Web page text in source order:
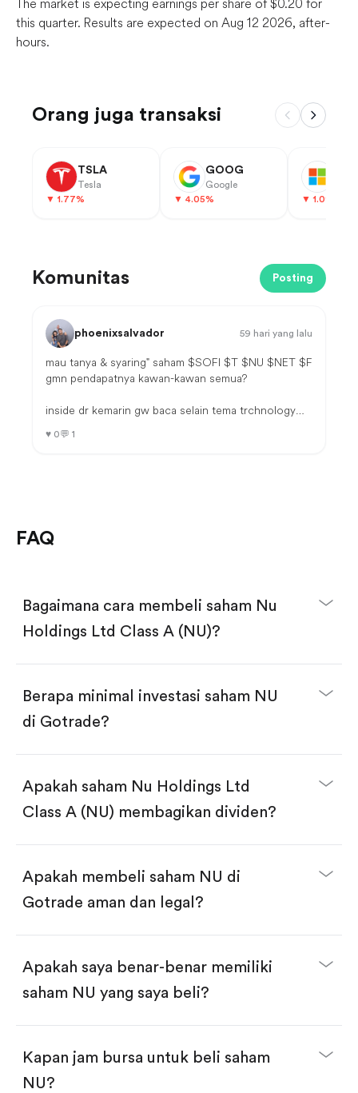
The market is expecting earnings per share of $0.20 for
this quarter. Results are expected on Aug 12 2026, after-
hours.
Orang juga transaksi
TSLA
Tesla
▼ 1.77%
GOOG
Google
▼ 4.05%
▼ 1.09
Komunitas Posting
phoenixsalvador 59 hari yang lalu
mau tanya & syaring" saham $SOFI $T $NU $NET $F
gmn pendapatnya kawan-kawan semua?
inside dr kemarin gw baca selain tema trchnology
panjang/ mungkin bisa take profit dr perlembarnya
♥ 0💬 1
FAQ
Bagaimana cara membeli saham Nu
Holdings Ltd Class A (NU)?
Buka akun dan selesaikan KYC.
Lakukan deposit.
Cari kode "NU", lalu klik "Trade".
Klik tombol "Buy".
dua pilihan:
Beli saham secara fractional dalam jumlah
dollar, bisa mulai dari $1.
Swipe up untuk konfirmasi order, pembelian
Berapa minimal investasi saham NU
di Gotrade?
Apakah saham Nu Holdings Ltd
Class A (NU) membagikan dividen?
Apakah membeli saham NU di
Gotrade aman dan legal?
Apakah saya benar-benar memiliki
saham NU yang saya beli?
Kapan jam bursa untuk beli saham
NU?